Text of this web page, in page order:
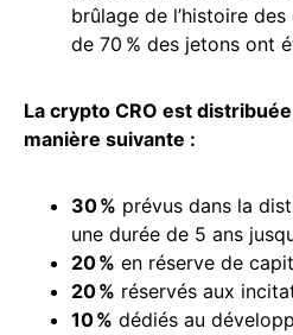
brûlage de l’histoire
de 70 % des jetons ont
La crypto CRO est
manière suivante :
30 % prévus dans la
une durée de 5 ans
20 % en réserve de
20 % réservés aux
10 % dédiés au